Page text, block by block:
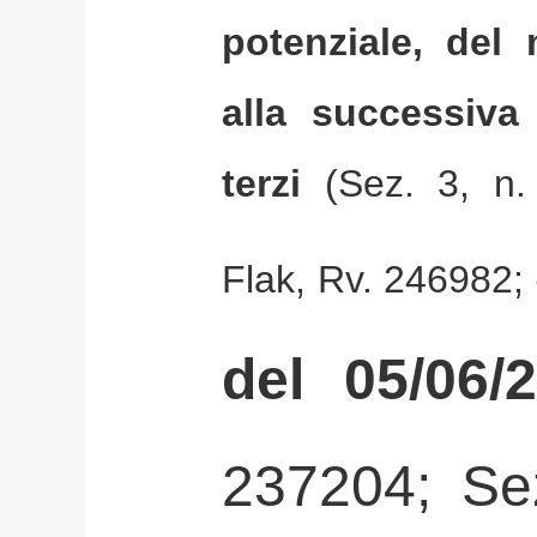
potenziale, del
alla
terzi (Sez. 3, n.
Flak, Rv. 246982;
del 05/06/
237204;